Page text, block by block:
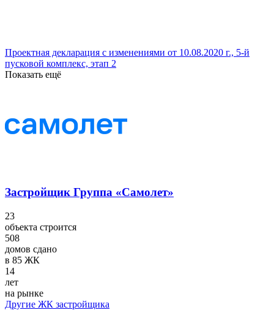
Проектная декларация с изменениями от 10.08.2020 г., 5-й
пусковой комплекс, этап 2
Показать ещё
Застройщик Группа «Самолет»
23
объекта строится
508
домов сдано
в 85 ЖК
14
лет
на рынке
Другие ЖК застройщика